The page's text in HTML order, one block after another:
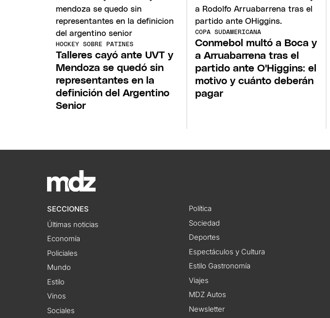
HOCKEY SOBRE PATINES
Talleres cayó ante UVT y
Mendoza se quedó sin
representantes en la
definición del Argentino
Senior
COPA SUDAMERICANA
Conmebol multó a Boca y
a Arruabarrena tras el
partido ante O'Higgins: el
motivo y cuánto deberán
pagar
SECCIONES
Últimas noticias
Economía
Policiales
Mundo
Estilo
Vinos
Sociales
Política
Sociedad
Deportes
Espectáculos y Cultura
Estilo Gastronomía
Viajes
MDZ Autos
Newsletter